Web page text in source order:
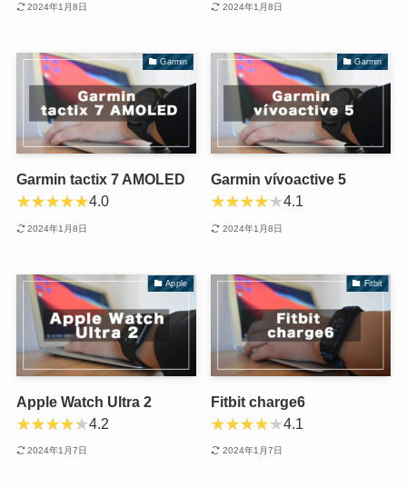
2024年1月8日 2024年1月8日
Garmin
Garmin tactix 7 AMOLED
4.0
2024年1月8日
Garmin
Garmin vívoactive 5
4.1
2024年1月8日
Apple
Apple Watch Ultra 2
4.2
2024年1月7日
Fitbit
Fitbit charge6
4.1
2024年1月7日